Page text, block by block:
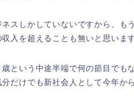
ネスしかしていないですから、も
入を超えることも無いと思います
という中途半端で何の節目でも
だけでも新社会人として今年か